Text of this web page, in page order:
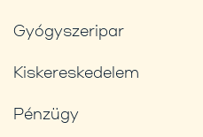
Gyógyszeripar
Kiskereskedelem
Pénzügy